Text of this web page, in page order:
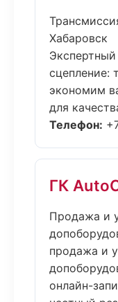
Хабаровск
сцепление:
экономим
для
Телефон:
ГК
Продажа и
продажа и
онлайн-